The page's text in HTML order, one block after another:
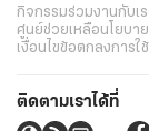
กิจกรรมร่วมงานกับเ
ศูนย์ช่วยเหลือนโยบา
เงื่อนไขข้อตกลงการใ
ติดตามเราได้ที่